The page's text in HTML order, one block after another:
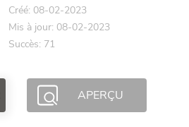
Créé: 08-02-2023
Mis à jour: 08-02-2023
Succès: 71
APERÇU